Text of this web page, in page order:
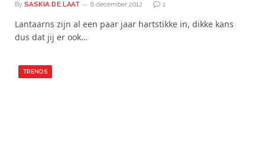
By SASKIA DE LAAT 8 december 2012 1
Lantaarns zijn al een paar jaar hartstikke in, dikke kans
dus dat jij er ook…
TRENDS